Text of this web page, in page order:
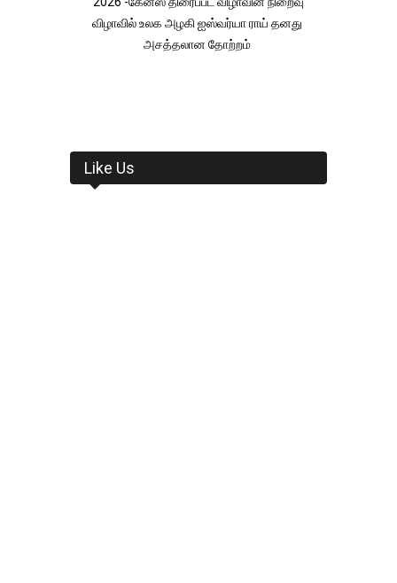
விழாவில் உலக அழகி ஐஸ்வர்யா ராய் தனது
அசத்தலான தோற்றம்
Like Us